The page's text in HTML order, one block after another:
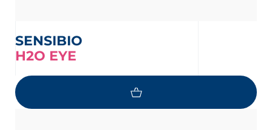
SENSIBIO
H2O EYE